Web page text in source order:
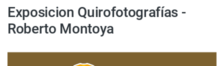
Exposicion Quirofotografías -
Roberto Montoya